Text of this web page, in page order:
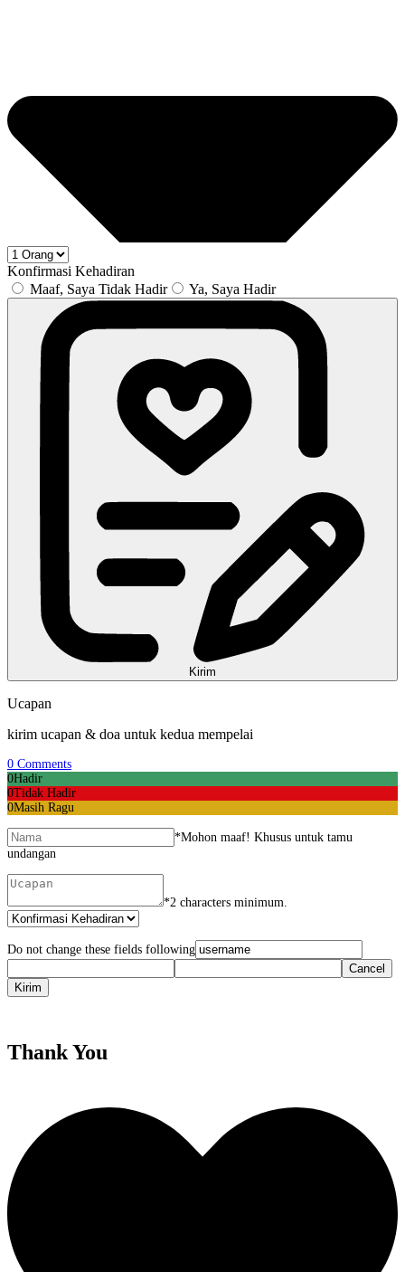
Konfirmasi Kehadiran
Maaf, Saya Tidak Hadir
Ya, Saya Hadir
Kirim
Ucapan
kirim ucapan & doa untuk kedua mempelai
0 Comments
0Hadir
0Tidak Hadir
0Masih Ragu
*Mohon maaf! Khusus untuk tamu
undangan
*2 characters minimum.
Do not change these fields following
Thank You